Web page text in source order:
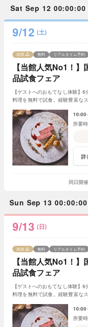
Sat Sep 12 00:00:00
9/12 (土)
【当館人気No1！
品試食フェア
残席 無料 リアルタイム予約
【ゲストへのおもてなし体験】
料理を無料で試食。経験豊富な
10:00
詳
同日開
Sun Sep 13 00:00:00
9/13 (日)
【当館人気No1！
品試食フェア
残席 無料 リアルタイム予約
【ゲストへのおもてなし体験】
料理を無料で試食。経験豊富な
10:00